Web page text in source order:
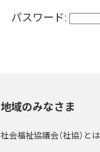
パスワード:
地域のみなさま
社会福祉協議会（社協）とは